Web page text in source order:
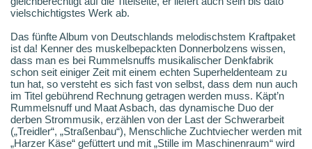
vielschichtigstes Werk ab.
Das fünfte Album von Deutschlands melodischstem Kraftpaket
ist da! Kenner des muskelbepackten Donnerbolzens wissen,
dass man es bei Rummelsnuffs musikalischer Denkfabrik
schon seit einiger Zeit mit einem echten Superheldenteam zu
tun hat, so versteht es sich fast von selbst, dass dem nun auch
im Titel gebührend Rechnung getragen werden muss. Käpt’n
Rummelsnuff und Maat Asbach, das dynamische Duo der
derben Strommusik, erzählen von der Last der Schwerarbeit
(„Treidler“, „Straßenbau“), Menschliche Zuchtviecher werden mit
„Harzer Käse“ gefüttert und mit „Stille im Maschinenraum“ wird